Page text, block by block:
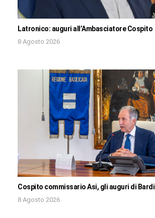
Latronico: auguri all’Ambasciatore Cospito
8 Agosto 2026
Cospito commissario Asi, gli auguri di Bardi
8 Agosto 2026